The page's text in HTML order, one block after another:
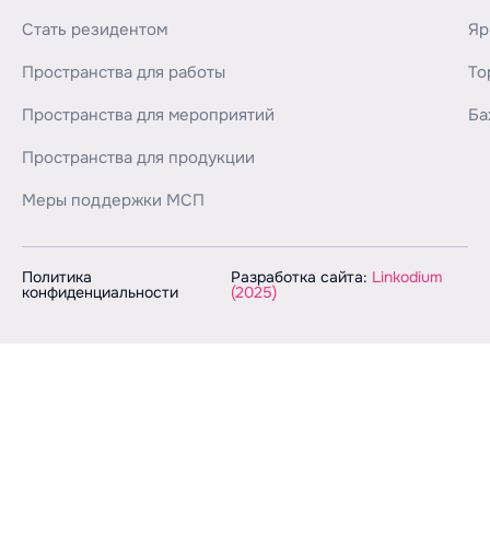
Стать резидентом
Пространства для работы
Пространства для мероприятий
Пространства для продукции
Меры поддержки МСП
Политика
конфиденциальности
Разработка сайта: Linkodium
(2025)